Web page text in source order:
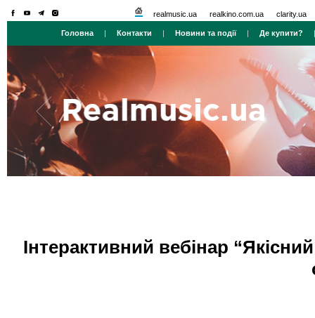
realmusic.ua realkino.com.ua clarity.ua
Головна | Контакти | Новини та події| Де купити?
Інтерактивний вебінар